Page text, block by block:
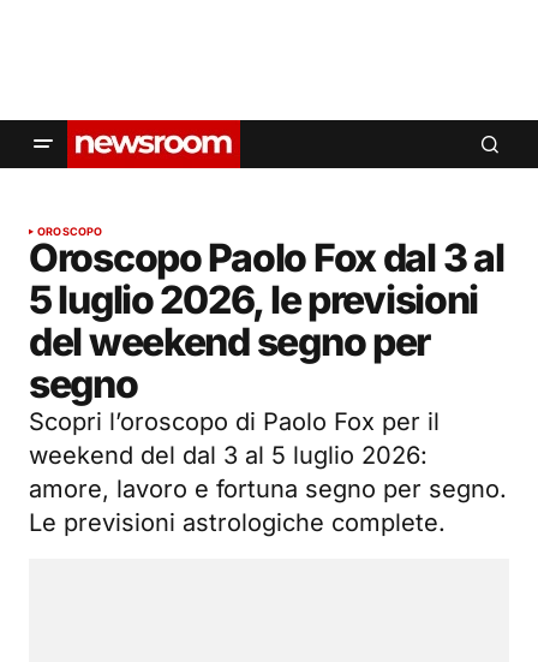
OROSCOPO
Oroscopo Paolo Fox dal 3 al
5 luglio 2026, le previsioni
del weekend segno per
segno
Scopri l’oroscopo di Paolo Fox per il
weekend del dal 3 al 5 luglio 2026:
amore, lavoro e fortuna segno per segno.
Le previsioni astrologiche complete.